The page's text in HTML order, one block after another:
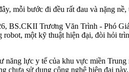
mỗi bước đi đều rất đau và nặng
BS.CKII Trương Văn Trình - Phó
một kỹ thuật hiện đại, đòi hỏi
lực y tế của khu vực miền
sử dụng công nghệ hiện đại